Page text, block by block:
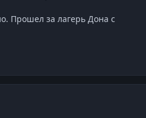
Прошел за лагерь Дона с